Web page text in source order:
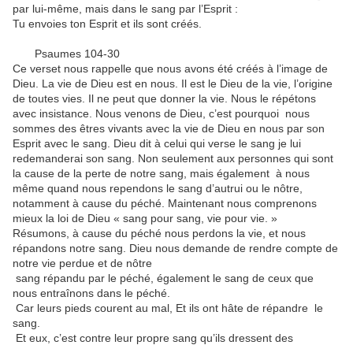
par lui-même, mais dans le sang par l’Esprit :
Tu envoies ton Esprit et ils sont créés.
Psaumes 104-30
Ce verset nous rappelle que nous avons été créés à l’image de
Dieu. La vie de Dieu est en nous. Il est le Dieu de la vie, l’origine
de toutes vies. Il ne peut que donner la vie. Nous le répétons
avec insistance. Nous venons de Dieu, c’est pourquoi nous
sommes des êtres vivants avec la vie de Dieu en nous par son
Esprit avec le sang. Dieu dit à celui qui verse le sang je lui
redemanderai son sang. Non seulement aux personnes qui sont
la cause de la perte de notre sang, mais également à nous
même quand nous rependons le sang d’autrui ou le nôtre,
notamment à cause du péché. Maintenant nous comprenons
mieux la loi de Dieu « sang pour sang, vie pour vie. »
Résumons, à cause du péché nous perdons la vie, et nous
répandons notre sang. Dieu nous demande de rendre compte de
notre vie perdue et de nôtre
sang répandu par le péché, également le sang de ceux que
nous entraînons dans le péché.
Car leurs pieds courent au mal, Et ils ont hâte de répandre le
sang.
Et eux, c’est contre leur propre sang qu’ils dressent des